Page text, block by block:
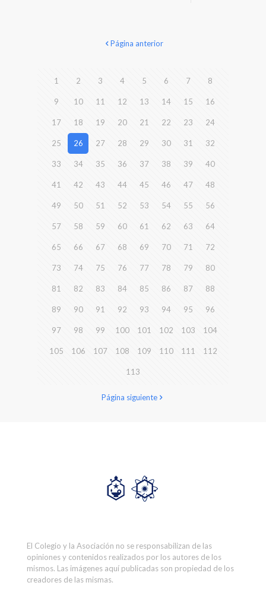
Página anterior
1 2 3 4 5 6 7 8
9 10 11 12 13 14 15 16
17 18 19 20 21 22 23 24
25 26 27 28 29 30 31 32
33 34 35 36 37 38 39 40
41 42 43 44 45 46 47 48
49 50 51 52 53 54 55 56
57 58 59 60 61 62 63 64
65 66 67 68 69 70 71 72
73 74 75 76 77 78 79 80
81 82 83 84 85 86 87 88
89 90 91 92 93 94 95 96
97 98 99 100 101 102 103 104
105 106 107 108 109 110 111 112
113
Página siguiente
El Colegio y la Asociación no se responsabilizan de las
opiniones y contenidos realizados por los autores de los
mismos. Las imágenes aquí publicadas son propiedad de los
creadores de las mismas.